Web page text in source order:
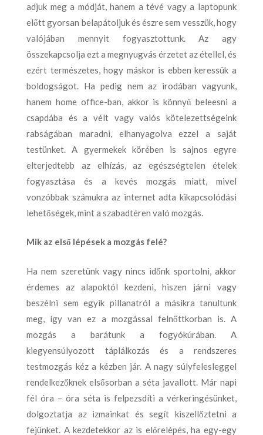
adjuk meg a módját, hanem a tévé vagy a laptopunk
előtt gyorsan belapátoljuk és észre sem vesszük, hogy
valójában mennyit fogyasztottunk. Az agy
összekapcsolja ezt a megnyugvás érzetet az étellel, és
ezért természetes, hogy máskor is ebben keressük a
boldogságot. Ha pedig nem az irodában vagyunk,
hanem home office-ban, akkor is könnyű beleesni a
csapdába és a vélt vagy valós kötelezettségeink
rabságában maradni, elhanyagolva ezzel a saját
testünket. A gyermekek körében is sajnos egyre
elterjedtebb az elhízás, az egészségtelen ételek
fogyasztása és a kevés mozgás miatt, mivel
vonzóbbak számukra az internet adta kikapcsolódási
lehetőségek, mint a szabadtéren való mozgás.
Mik az első lépések a mozgás felé?
Ha nem szeretünk vagy nincs időnk sportolni, akkor
érdemes az alapoktól kezdeni, hiszen járni vagy
beszélni sem egyik pillanatról a másikra tanultunk
meg, így van ez a mozgással felnőttkorban is. A
mozgás a barátunk a fogyókúrában. A
kiegyensúlyozott táplálkozás és a rendszeres
testmozgás kéz a kézben jár. A nagy súlyfelesleggel
rendelkezőknek elsősorban a séta javallott. Már napi
fél óra – óra séta is felpezsdíti a vérkeringésünket,
dolgoztatja az izmainkat és segít kiszellőztetni a
fejünket. A kezdetekkor az is előrelépés, ha egy-egy